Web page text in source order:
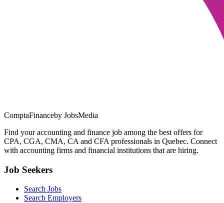
ComptaFinanceby JobsMedia
Find your accounting and finance job among the best offers for
CPA, CGA, CMA, CA and CFA professionals in Quebec. Connect
with accounting firms and financial institutions that are hiring.
Job Seekers
Search Jobs
Search Employers